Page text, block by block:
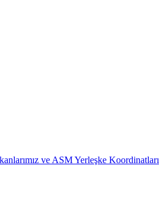
ve ASM Yerleşke Koordinatları